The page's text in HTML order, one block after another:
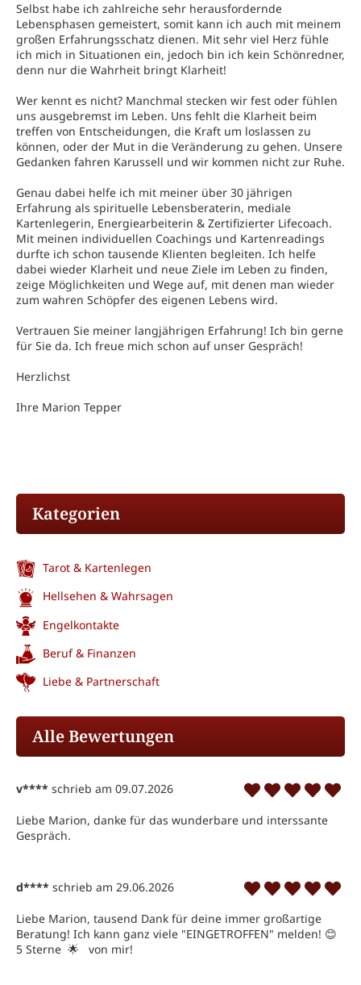
Selbst habe ich zahlreiche sehr herausfordernde
Lebensphasen gemeistert, somit kann ich auch mit meinem
großen Erfahrungsschatz dienen. Mit sehr viel Herz fühle
ich mich in Situationen ein, jedoch bin ich kein Schönredner,
denn nur die Wahrheit bringt Klarheit!
Wer kennt es nicht? Manchmal stecken wir fest oder fühlen
uns ausgebremst im Leben. Uns fehlt die Klarheit beim
treffen von Entscheidungen, die Kraft um loslassen zu
können, oder der Mut in die Veränderung zu gehen. Unsere
Gedanken fahren Karussell und wir kommen nicht zur Ruhe.
Genau dabei helfe ich mit meiner über 30 jährigen
Erfahrung als spirituelle Lebensberaterin, mediale
Kartenlegerin, Energiearbeiterin & Zertifizierter Lifecoach.
Mit meinen individuellen Coachings und Kartenreadings
durfte ich schon tausende Klienten begleiten. Ich helfe
dabei wieder Klarheit und neue Ziele im Leben zu finden,
zeige Möglichkeiten und Wege auf, mit denen man wieder
zum wahren Schöpfer des eigenen Lebens wird.
Vertrauen Sie meiner langjährigen Erfahrung! Ich bin gerne
für Sie da. Ich freue mich schon auf unser Gespräch!
Herzlichst
Ihre Marion Tepper
Kategorien
Tarot & Kartenlegen
Hellsehen & Wahrsagen
Engelkontakte
Beruf & Finanzen
Liebe & Partnerschaft
Alle Bewertungen
v**** schrieb am 09.07.2026
Liebe Marion, danke für das wunderbare und interssante
Gespräch.
d**** schrieb am 29.06.2026
Liebe Marion, tausend Dank für deine immer großartige
Beratung! Ich kann ganz viele "EINGETROFFEN" melden! 😊
5 Sterne  🌟   von mir!